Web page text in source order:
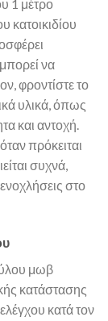
1 μέτρο
κατοικιδίου
να
φροντίστε το
υλικά, όπως
και αντοχή.
πρόκειται
συχνά,
στο
μωβ
κατάστασης
κατά τον